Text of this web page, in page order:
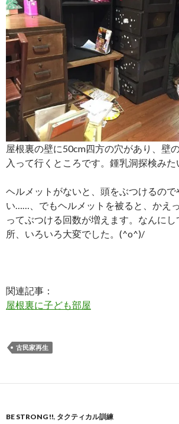
屋根裏の壁に50cm四方の穴があり、壁
入って行くところです。鍾乳洞探検みた
ヘルメットがないと、頭をぶつけるので
い……、でもヘルメットを被ると、かえ
ってぶつける回数が増えます。なんに
所、いろいろ大変でした。(^o^)/
関連記事：
屋根裏に子ども部屋
古民家再生
BE STRONG !!, タクティカル訓練